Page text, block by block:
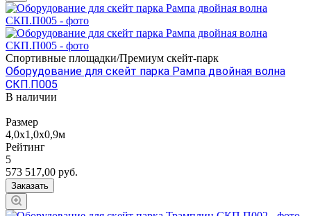
Спортивные площадки/Премиум скейт-парк
Оборудование для скейт парка Рампа двойная волна
СКП.П005
В наличии
Размер
4,0х1,0х0,9м
Рейтинг
5
573 517,00 руб.
Заказать